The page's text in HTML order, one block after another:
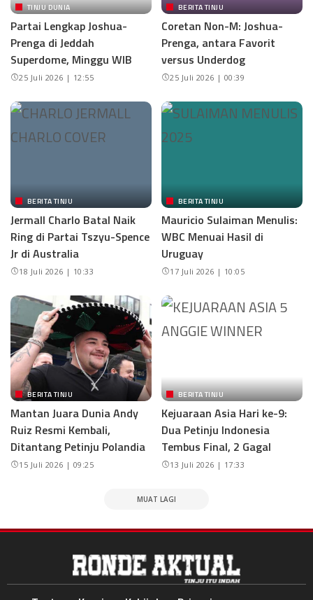
TINJU DUNIA
Partai Lengkap Joshua-
Prenga di Jeddah
Superdome, Minggu WIB
25 Juli 2026 | 12:55
BERITA TINJU
Coretan Non-M: Joshua-
Prenga, antara Favorit
versus Underdog
25 Juli 2026 | 00:39
BERITA TINJU
Jermall Charlo Batal Naik
Ring di Partai Tszyu-Spence
Jr di Australia
18 Juli 2026 | 10:33
BERITA TINJU
Mauricio Sulaiman Menulis:
WBC Menuai Hasil di
Uruguay
17 Juli 2026 | 10:05
BERITA TINJU
Mantan Juara Dunia Andy
Ruiz Resmi Kembali,
Ditantang Petinju Polandia
15 Juli 2026 | 09:25
BERITA TINJU
Kejuaraan Asia Hari ke-9:
Dua Petinju Indonesia
Tembus Final, 2 Gagal
13 Juli 2026 | 17:33
MUAT LAGI